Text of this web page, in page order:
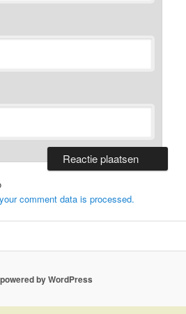
comment data is processed.
by WordPress